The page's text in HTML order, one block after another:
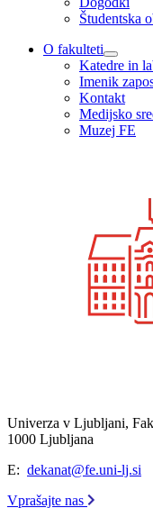
Študentska
O fakulteti
Katedre in
Imenik
Kontakt
Medijsko
Muzej FE
Univerza v Ljubljani,
1000 Ljubljana
E: dekanat@fe.uni-lj.si
Vprašajte nas